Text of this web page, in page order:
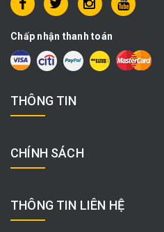
Chấp nhận thanh toán
THÔNG TIN
CHÍNH SÁCH
THÔNG TIN LIÊN HỆ